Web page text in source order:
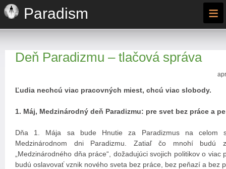
Paradism ≡
Deň Paradizmu – tlačová správa
Ľudia nechcú viac pracovných miest, chcú viac slobody.
1. Máj, Medzinárodný deň Paradizmu: pre svet bez práce a
Dňa 1. Mája sa bude Hnutie za Paradizmus na celom
Medzinárodnom dni Paradizmu. Zatiaľ čo mnohí budú
„Medzinárodného dňa práce“, dožadujúci svojich politikov o
budú oslavovať vznik nového sveta bez práce, bez peňazí a bez